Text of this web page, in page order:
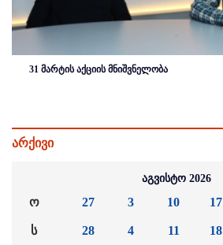
31 მარტის აქციის მნიშვნელობა
არქივი
აგვისტო 2026
ო
ს
27
28
3
4
10
11
17
18